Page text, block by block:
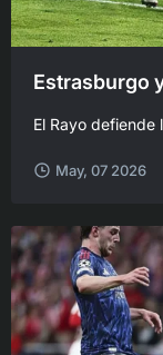
Estrasburgo
El Rayo defiende
May, 07 2026